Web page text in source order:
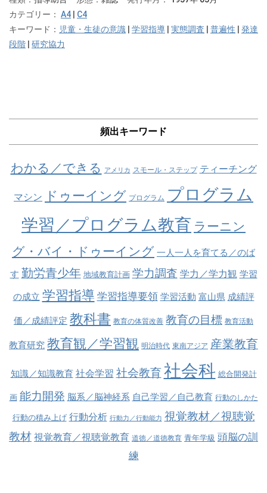
カテゴリー： A4
C4
キーワード： 児童・生徒の意識 学習指導 実態調査 普遍性
発達
段階
研究協力
頻出キーワード
わかる／できる アメリカ スモール・ステップ ティーチング
マシン ドゥーイング プログラム プログラム
学習／プログラム教育 ラーニン
グ・バイ・ドゥーイング 一人一人を育てる／のば
す 勤労青少年 地域教育計画 学力調査 学力／学力観 学習
の成立 学習指導 学習指導要領 学習活動 富山県 成績評
価／成績評定 教科書 教育の体質改善 教育の目標 教育活動
教育研究 教育観／学習観 明治時代 東南アジア 産業教育
知識／知識教育 社会学習 社会教育社会科 総合開発計
画 能力開発 脳系／脳神経系 自己学習／自己教育 行動のしかた
行動の積み上げ 行動分析 行動力／行動能力 視覚教材／視聴覚
教材 視覚教育／視聴覚教育 道徳／道徳教育 青年学級 頭脳の訓
練